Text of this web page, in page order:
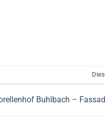
Buhlbach –